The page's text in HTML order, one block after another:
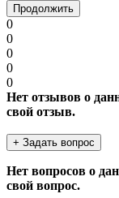
Продолжить
0
0
0
0
0
Нет отзывов о
свой отзыв.
+ Задать вопрос
Нет вопросов о
свой вопрос.